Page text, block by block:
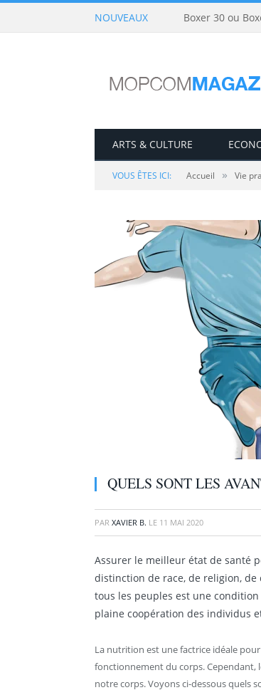
NOUVEAUX Boxer 30 ou
ARTS & CULTURE
VOUS ÊTES ICI: Accueil » Vie
QUELS SONT LES
PAR XAVIER B. LE 11 MAI 2020
Assurer le meilleur état de santé
distinction de race, de religion,
tous les peuples est une
plaine coopération des individus
La nutrition est une factrice idéale
fonctionnement du corps. Cependant,
notre corps. Voyons ci-dessous quels